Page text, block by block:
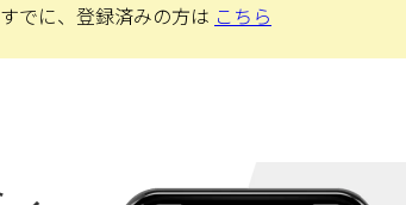
すでに、登録済みの方は こちら